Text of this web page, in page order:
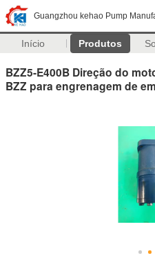
Guangzhou kehao Pump
Início Produtos
BZZ5-E400B Direção do
BZZ para engrenagem de